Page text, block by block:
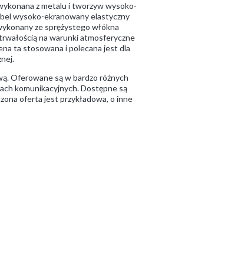
z metalu i tworzyw wysoko-
wysoko-ekranowany elastyczny
ze sprężystego włókna
na warunki atmosferyczne
ta stosowana i polecana jest dla
Oferowane są w bardzo różnych
komunikacyjnych. Dostępne są
oferta jest przykładowa, o inne